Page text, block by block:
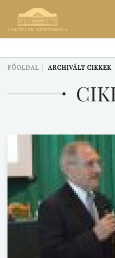
FŐOLDAL ARCHIVÁLT CIKKEK